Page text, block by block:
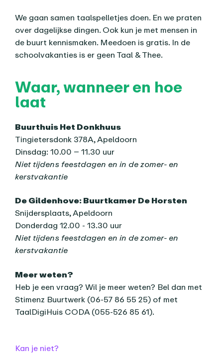
Over dit agenda-item
We gaan samen taalspelletjes doen. En we praten
over dagelijkse dingen. Ook kun je met mensen in
de buurt kennismaken. Meedoen is gratis. In de
schoolvakanties is er geen Taal & Thee.
Waar, wanneer en hoe
laat
Buurthuis Het Donkhuus
Tingietersdonk 378A, Apeldoorn
Dinsdag: 10.00 – 11.30 uur
Niet tijdens feestdagen en in de zomer- en
kerstvakantie
De Gildenhove: Buurtkamer De Horsten
Snijdersplaats, Apeldoorn
Donderdag 12.00 - 13.30 uur
Niet tijdens feestdagen en in de zomer- en
kerstvakantie
Meer weten?
Heb je een vraag? Wil je meer weten? Bel dan met
Stimenz Buurtwerk (06-57 86 55 25) of met
TaalDigiHuis CODA (055-526 85 61).
Kan je niet?